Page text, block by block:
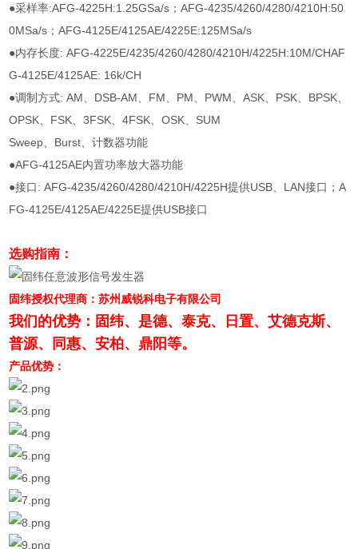
●采样率:AFG-4225H:1.25GSa/s；AFG-4235/4260/4280/4210H:50
0MSa/s；AFG-4125E/4125AE/4225E:125MSa/s
●内存长度: AFG-4225E/4235/4260/4280/4210H/4225H:10M/CHAF
G-4125E/4125AE: 16k/CH
●调制方式: AM、DSB-AM、FM、PM、PWM、ASK、PSK、BPSK、
OPSK、FSK、3FSK、4FSK、OSK、SUM
Sweep、Burst、计数器功能
●AFG-4125AE内置功率放大器功能
●接口: AFG-4235/4260/4280/4210H/4225H提供USB、LAN接口；A
FG-4125E/4125AE/4225E提供USB接口
选购指南：
固纬授权代理商：苏州威锐科电子有限公司
我们的优势：固纬、是德、泰克、日置、艾德克斯、
普源、同惠、安柏、鼎阳等。
产品优势：